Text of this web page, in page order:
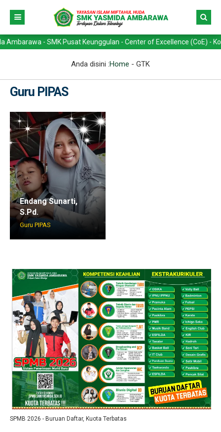
- SMK Pusat Keunggulan - Center of Excellence (CoE) -
Anda disini :Home - GTK
Guru PIPAS
Endang Sunarti,
S.Pd.
Guru PIPAS
SPMB 2026 - Buruan Daftar, Kuota Terbatas